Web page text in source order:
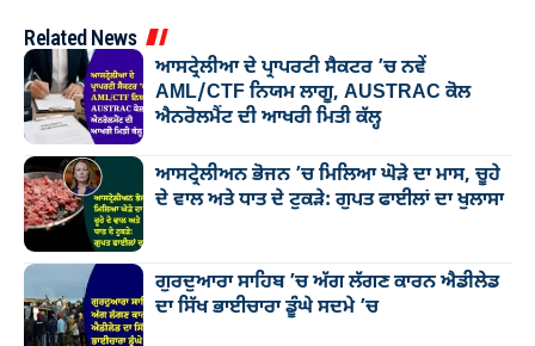
Related News
ਆਸਟ੍ਰੇਲੀਆ ਦੇ ਪ੍ਰਾਪਰਟੀ ਸੈਕਟਰ ’ਚ ਨਵੇਂ
AML/CTF ਨਿਯਮ ਲਾਗੂ, AUSTRAC ਕੋਲ
ਐਨਰੋਲਮੈਂਟ ਦੀ ਆਖਰੀ ਮਿਤੀ ਕੱਲ੍ਹ
ਆਸਟ੍ਰੇਲੀਅਨ ਭੋਜਨ ’ਚ ਮਿਲਿਆ ਘੋੜੇ ਦਾ ਮਾਸ, ਚੂਹੇ
ਦੇ ਵਾਲ ਅਤੇ ਧਾਤ ਦੇ ਟੁਕੜੇ: ਗੁਪਤ ਫਾਈਲਾਂ ਦਾ ਖੁਲਾਸਾ
ਗੁਰਦੁਆਰਾ ਸਾਹਿਬ ’ਚ ਅੱਗ ਲੱਗਣ ਕਾਰਨ ਐਡੀਲੇਡ
ਦਾ ਸਿੱਖ ਭਾਈਚਾਰਾ ਡੂੰਘੇ ਸਦਮੇ ’ਚ